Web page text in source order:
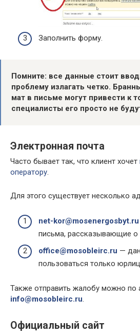
Заполнить форму.
Помните: все данные стоит
проблему излагать четко.
мат в письме могут привести к
специалисты его просто не
Электронная почта
Часто бывает так, что клиент хочет
оператору.
Для этого существует несколько
net-kor@mosenergosbyt.ru
письма, рассказывающие о
office@mosobleirc.ru —
пользоваться только
Также отправить жалобу можно по
info@mosobleirc.ru.
Официальный сайт